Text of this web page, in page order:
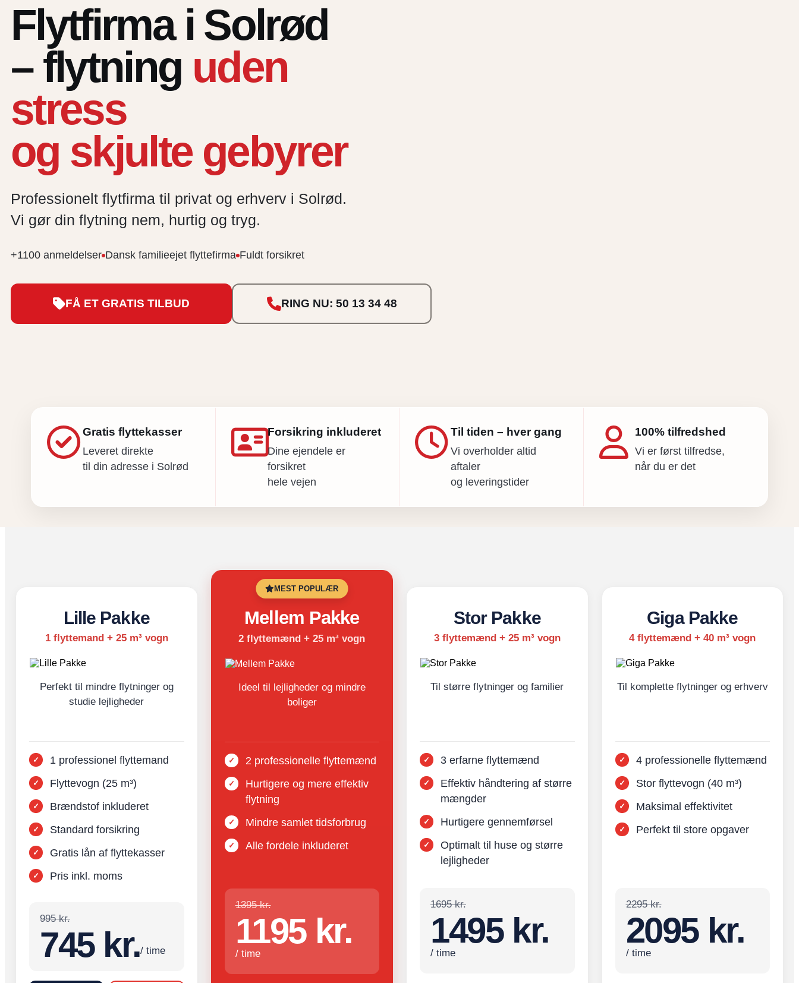
Flytfirma i Solrød
– flytning uden
stress
og skjulte gebyrer
Professionelt flytfirma til privat og erhverv i Solrød.
Vi gør din flytning nem, hurtig og tryg.
+1100 anmeldelser Dansk familieejet flyttefirma Fuldt forsikret
FÅ ET GRATIS TILBUD RING NU: 50 13 34 48
Gratis flyttekasser
Leveret direkte
til din adresse i Solrød
Forsikring inkluderet
Dine ejendele er
forsikret
hele vejen
Til tiden – hver gang
Vi overholder altid
aftaler
og leveringstider
100% tilfredshed
Vi er først tilfredse,
når du er det
Lille Pakke
1 flyttemand + 25 m³ vogn
Perfekt til mindre flytninger og
studie lejligheder
1 professionel flyttemand
Flyttevogn (25 m³)
Brændstof inkluderet
Standard forsikring
Gratis lån af flyttekasser
Pris inkl. moms
995 kr.
745 kr./ time
MEST POPULÆR
Mellem Pakke
2 flyttemænd + 25 m³ vogn
Ideel til lejligheder og mindre
boliger
2 professionelle flyttemænd
Hurtigere og mere effektiv
flytning
Mindre samlet tidsforbrug
Alle fordele inkluderet
1395 kr.
1195 kr.
/ time
Stor Pakke
3 flyttemænd + 25 m³ vogn
Til større flytninger og familier
3 erfarne flyttemænd
Effektiv håndtering af større
mængder
Hurtigere gennemførsel
Optimalt til huse og større
lejligheder
1695 kr.
1495 kr.
/ time
Giga Pakke
4 flyttemænd + 40 m³ vogn
Til komplette flytninger og erhverv
4 professionelle flyttemænd
Stor flyttevogn (40 m³)
Maksimal effektivitet
Perfekt til store opgaver
2295 kr.
2095 kr.
/ time